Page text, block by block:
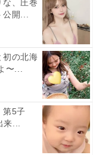
な、圧巻
公開...
初の北海
〜...
第5子
来...